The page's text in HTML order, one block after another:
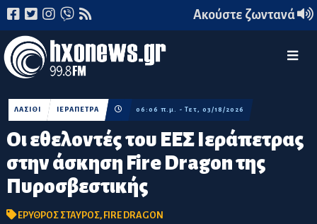
Ακούστε ζωντανά
Οι εθελοντές του ΕΕΣ Ιεράπετρας
στην άσκηση Fire Dragon της
Πυροσβεστικής
ΛΑΣΙΘΙ ΙΕΡΑΠΕΤΡΑ 06:06 π.μ. - Τετ, 03/18/2026
ΕΡΥΘΡΟΣ ΣΤΑΥΡΟΣ, FIRE DRAGON